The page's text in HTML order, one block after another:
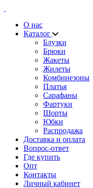
О нас
Каталог
Блузки
Брюки
Жакеты
Жилеты
Комбинезоны
Платья
Сарафаны
Фартуки
Шорты
Юбки
Распродажа
Доставка и оплата
Вопрос-ответ
Где купить
Опт
Контакты
Личный кабинет